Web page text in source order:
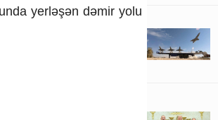
yerləşən dəmir yolu